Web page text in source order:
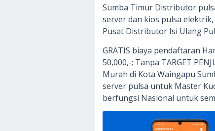
Sumba Timur Distributor
server dan kios pulsa
Pusat Distributor Isi Ulang
GRATIS biaya pendaftaran
50,000,-; Tanpa TARGET
Murah di Kota Waingapu
server pulsa untuk Master
berfungsi Nasional untuk